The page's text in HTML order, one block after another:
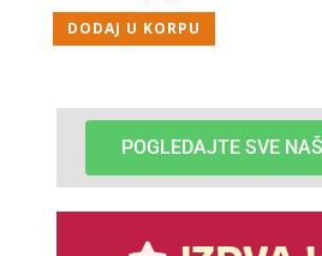
DODAJ U KORPU
POGLEDAJTE SVE